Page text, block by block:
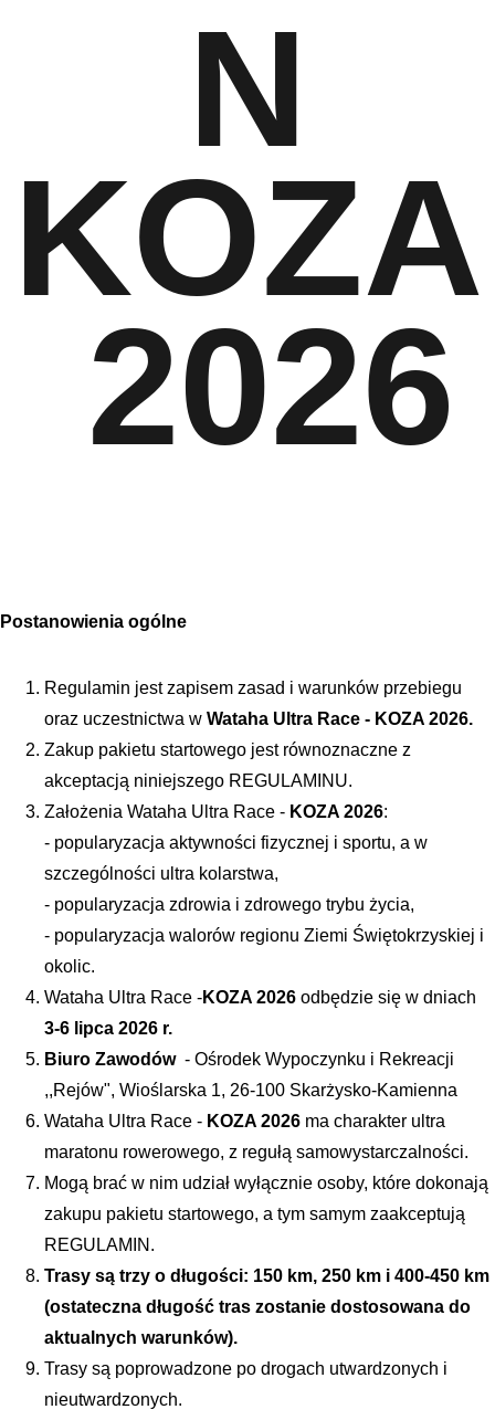
Postanowienia ogólne
Regulamin jest zapisem zasad i warunków przebiegu
oraz uczestnictwa w Wataha Ultra Race - KOZA 2026.
Zakup pakietu startowego jest równoznaczne z
akceptacją niniejszego REGULAMINU.
Założenia Wataha Ultra Race - KOZA 2026:
- popularyzacja aktywności fizycznej i sportu, a w
szczególności ultra kolarstwa,
- popularyzacja zdrowia i zdrowego trybu życia,
- popularyzacja walorów regionu Ziemi Świętokrzyskiej i
okolic.
Wataha Ultra Race -KOZA 2026 odbędzie się w dniach
3-6 lipca 2026 r.
Biuro Zawodów
  - Ośrodek Wypoczynku i Rekreacji
,,Rejów", Wioślarska 1, 26-100 Skarżysko-Kamienna
Wataha Ultra Race - KOZA 2026 ma charakter ultra
maratonu rowerowego, z regułą samowystarczalności.
Mogą brać w nim udział wyłącznie osoby, które dokonają
zakupu pakietu startowego, a tym samym zaakceptują
REGULAMIN.
Trasy są trzy o długości: 150 km, 250 km i 400-450 km
(ostateczna długość tras zostanie dostosowana do
aktualnych warunków).
Trasy są poprowadzone po drogach utwardzonych i
nieutwardzonych.
N
KOZA
2026